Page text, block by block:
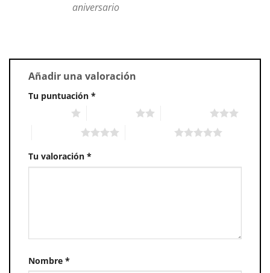
aniversario
Añadir una valoración
Tu puntuación *
Tu valoración *
Nombre *